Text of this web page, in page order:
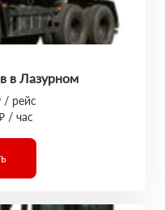
в Лазурном
/ рейс
/ час